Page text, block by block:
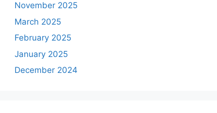
November 2025
March 2025
February 2025
January 2025
December 2024